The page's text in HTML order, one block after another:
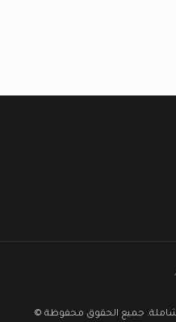
جميع الحقوق محفوظة ©